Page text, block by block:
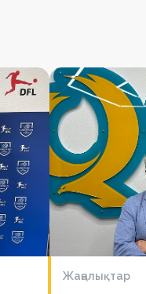
Жаңалықтар